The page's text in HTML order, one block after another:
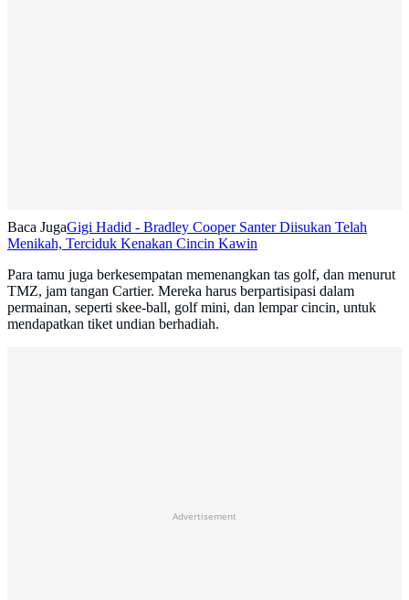
Baca JugaGigi Hadid - Bradley Cooper Santer Diisukan Telah
Menikah, Terciduk Kenakan Cincin Kawin
Para tamu juga berkesempatan memenangkan tas golf, dan menurut
TMZ, jam tangan Cartier. Mereka harus berpartisipasi dalam
permainan, seperti skee-ball, golf mini, dan lempar cincin, untuk
mendapatkan tiket undian berhadiah.
Advertisement